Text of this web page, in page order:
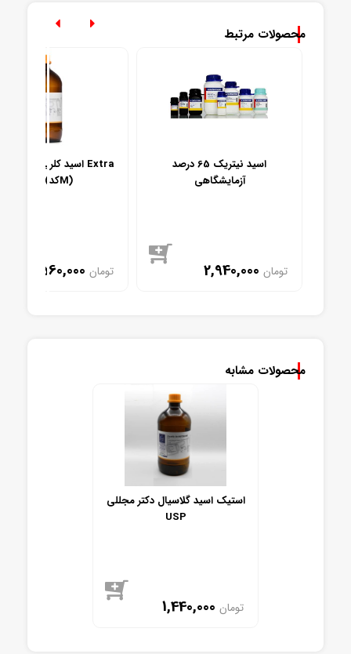
محصولات مرتبط
اسید نیتریک 65 درصد
آزمایشگاهی
2,940,000 تومان
Pure (کدM)
1,560,000 تومان
محصولات مشابه
استیک اسید گلاسیال دکتر مجللی
USP
1,440,000 تومان